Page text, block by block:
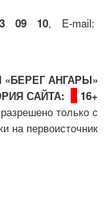
09 10, E-mail:
АНГАРЫ»
САЙТА:
16+
только с
на первоисточник